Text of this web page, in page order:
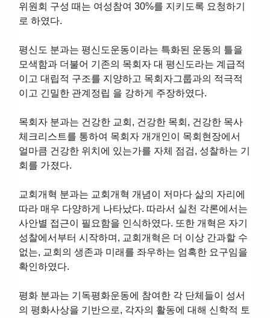
위원회 구성 때는 여성참여 30%를 지키도록 요청하기
로 하였다.
평신도 분과는 평신도운동이라는 특화된 운동의 틀을
모색함과 더불어 기존의 목회자 대 평신도라는 계급적
이고 대립적 구조를 지양하고 목회자그룹과의 적극적
이고 긴밀한 관계정립 을 강하게 주장하였다.
목회자 분과는 건강한 교회, 건강한 목회, 건강한 목사
체크리스트를 통하여 목회자 개개인이 목회현장에서
얼마큼 건강한 위치에 있는가를 자체 점검, 성찰하는 기
회를 가졌다.
교회개혁 분과는 교회개혁 개념이 저마다 삶의 자리에
따라 매우 다양하게 나타났다. 따라서 실천 각론에서는
사안별 접근이 필요함을 인식하였다. 또한 개혁은 자기
성찰에서부터 시작하며, 교회개혁은 더 이상 간과할 수
없는, 교회의 생존과 미래를 좌우하는 엄혹한 요구임을
확인하였다.
평화 분과는 기독평화운동에 참여한 각 단체들이 성서
의 평화사상을 기반으로, 각자의 활동에 대해 신학적 토